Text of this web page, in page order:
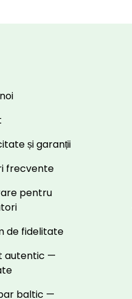
și garanții
frecvente
pentru
de fidelitate
autentic —
baltic —